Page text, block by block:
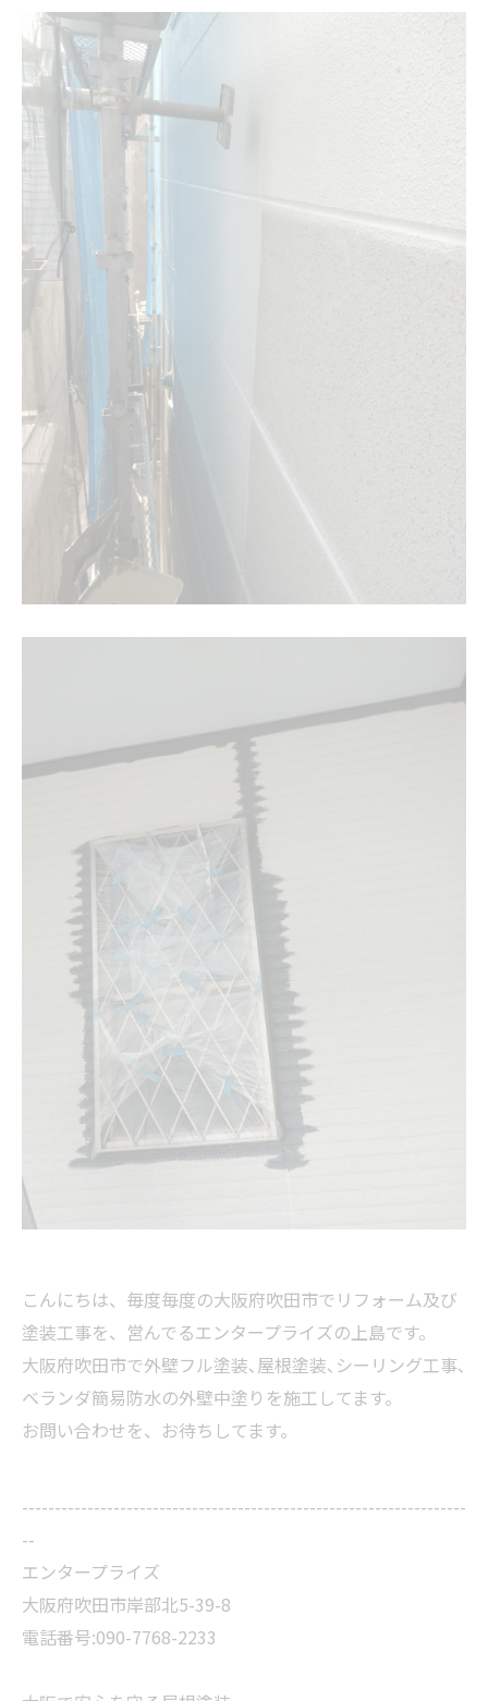
こんにちは、毎度毎度の大阪府吹田市でリフォーム及び
塗装工事を、営んでるエンタープライズの上島です。
大阪府吹田市で外壁フル塗装､屋根塗装､シーリング工事､
ベランダ簡易防水の外壁中塗りを施工してます。
お問い合わせを、お待ちしてます。
--------------------------------------------------------------------
--
エンタープライズ
大阪府吹田市岸部北5-39-8
電話番号:090-7768-2233